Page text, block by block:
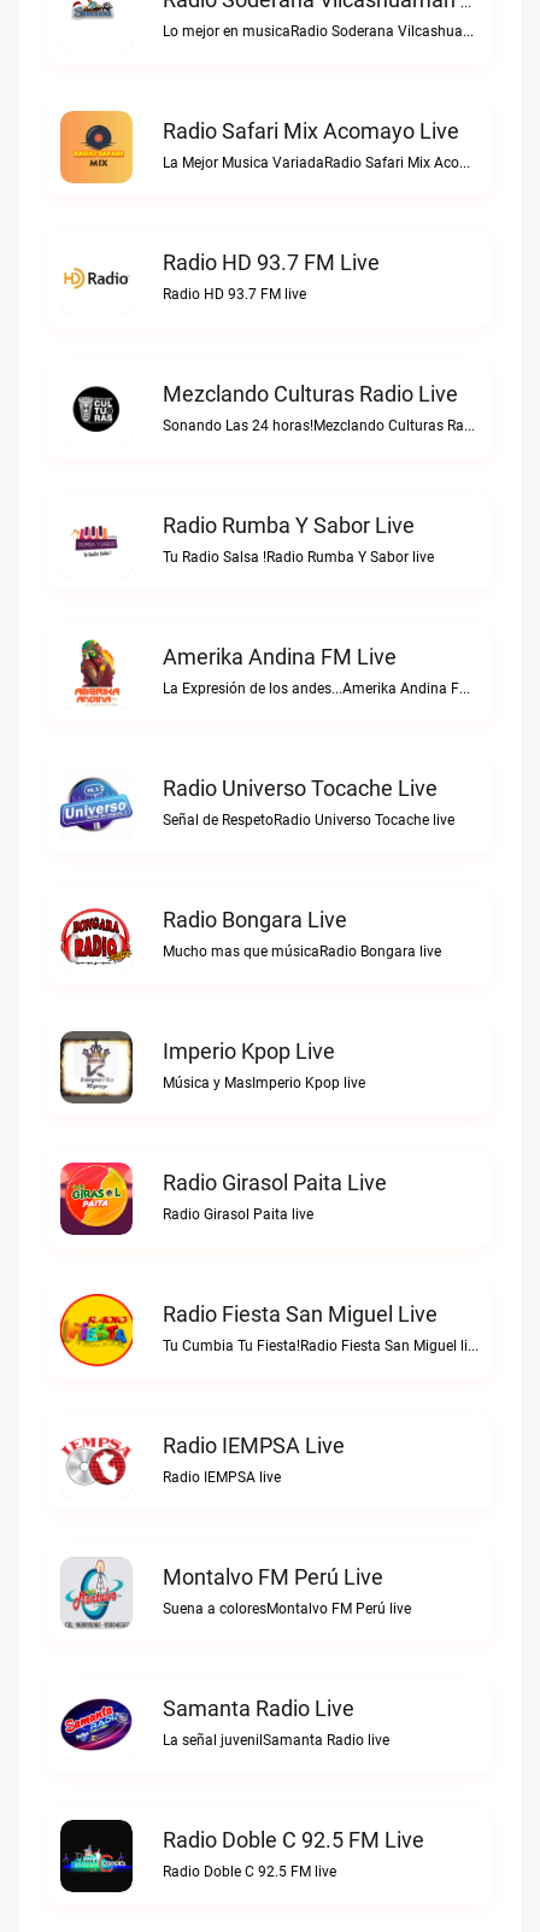
Lo mejor en musicaRadio Soderana Vilcashuaman live
Radio Safari Mix Acomayo Live
La Mejor Musica VariadaRadio Safari Mix Acomayo live
Radio HD 93.7 FM Live
Radio HD 93.7 FM live
Mezclando Culturas Radio Live
Sonando Las 24 horas!Mezclando Culturas Radio live
Radio Rumba Y Sabor Live
Tu Radio Salsa !Radio Rumba Y Sabor live
Amerika Andina FM Live
La Expresión de los andes...Amerika Andina FM live
Radio Universo Tocache Live
Señal de RespetoRadio Universo Tocache live
Radio Bongara Live
Mucho mas que músicaRadio Bongara live
Imperio Kpop Live
Música y MasImperio Kpop live
Radio Girasol Paita Live
Radio Girasol Paita live
Radio Fiesta San Miguel Live
Tu Cumbia Tu Fiesta!Radio Fiesta San Miguel live
Radio IEMPSA Live
Radio IEMPSA live
Montalvo FM Perú Live
Suena a coloresMontalvo FM Perú live
Samanta Radio Live
La señal juvenilSamanta Radio live
Radio Doble C 92.5 FM Live
Radio Doble C 92.5 FM live